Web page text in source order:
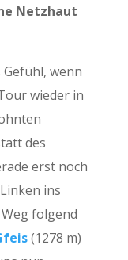
Netzhaut
Gefühl, wenn
wieder in
des
erst noch
ins
folgend
(1278 m)